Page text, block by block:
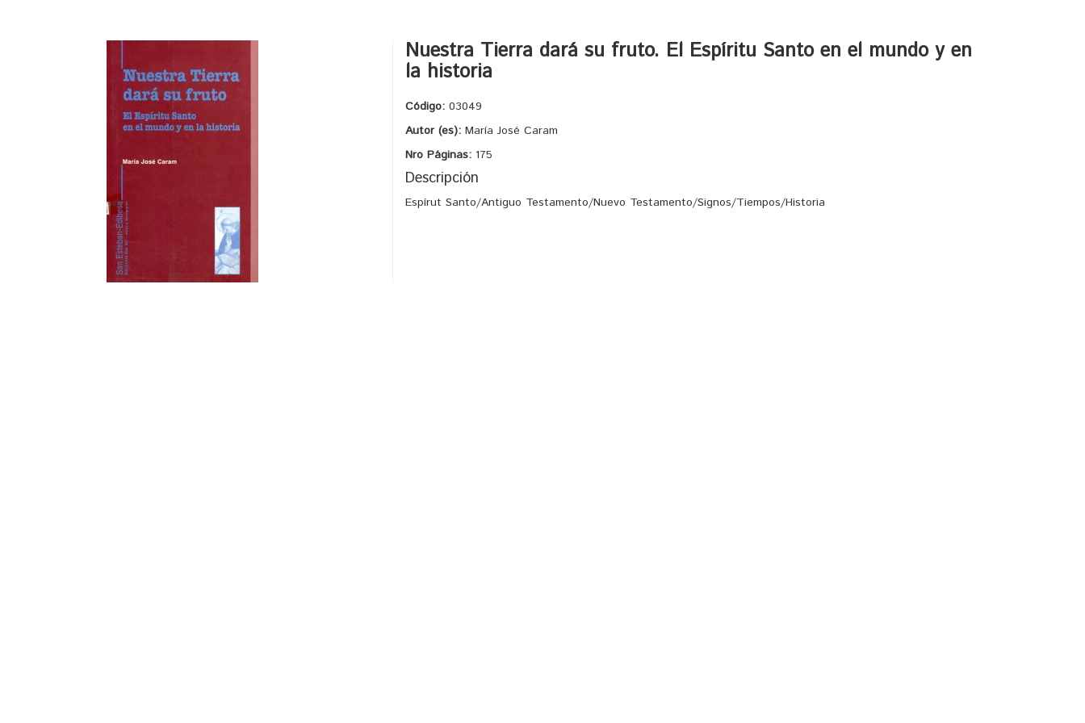
Nuestra Tierra dará su fruto. El Espíritu Santo en el mundo y en
la historia
Código: 03049
Autor (es): María José Caram
Nro Páginas: 175
Descripción
Espírut Santo/Antiguo Testamento/Nuevo Testamento/Signos/Tiempos/Historia